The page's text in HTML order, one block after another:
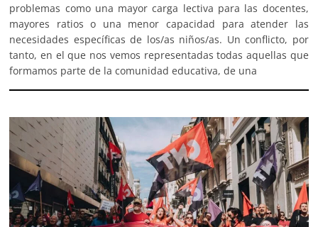
problemas como una mayor carga lectiva para las docentes,
mayores ratios o una menor capacidad para atender las
necesidades específicas de los/as niños/as. Un conflicto, por
tanto, en el que nos vemos representadas todas aquellas que
formamos parte de la comunidad educativa, de una